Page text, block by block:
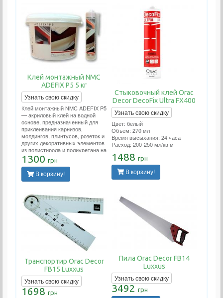
Клей монтажный NMC
ADEFIX P5 5 кг
Узнать свою скидку
Клей монтажный NMC ADEFIX P5
— акриловый клей на водной
основе, предназначенный для
приклеивания карнизов,
молдингов, плинтусов, розеток и
других декоративных элементов
из полистирола и полиуретана на
ДВП, ДСП, гипсокартон,
гипсоволокно, штукатурку, бетон
и другие поверхности.
1300 грн
В корзину!
Стыковочный клей Orac
Decor DecoFix Ultra FX400
Узнать свою скидку
Цвет: белый
Объем: 270 мл
Время высыхания: 24 часа
Расход: 200-250 мл/кв м
1488 грн
В корзину!
Транспортир Orac Decor
FB15 Luxxus
Узнать свою скидку
1698 грн
Пила Orac Decor FB14
Luxxus
Узнать свою скидку
3492 грн